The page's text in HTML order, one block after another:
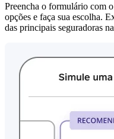
Preencha o formulário com
opções e faça sua escolha.
das principais seguradoras